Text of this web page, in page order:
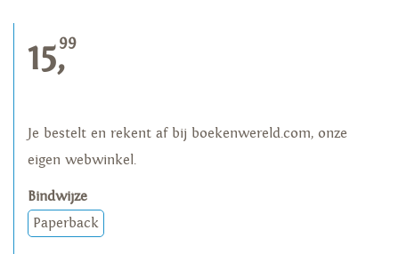
15,99
Je bestelt en rekent af bij boekenwereld.com, onze
eigen webwinkel.
Bindwijze
Paperback